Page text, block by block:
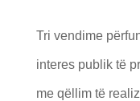
Tri vendime
interes publik të
me qëllim të